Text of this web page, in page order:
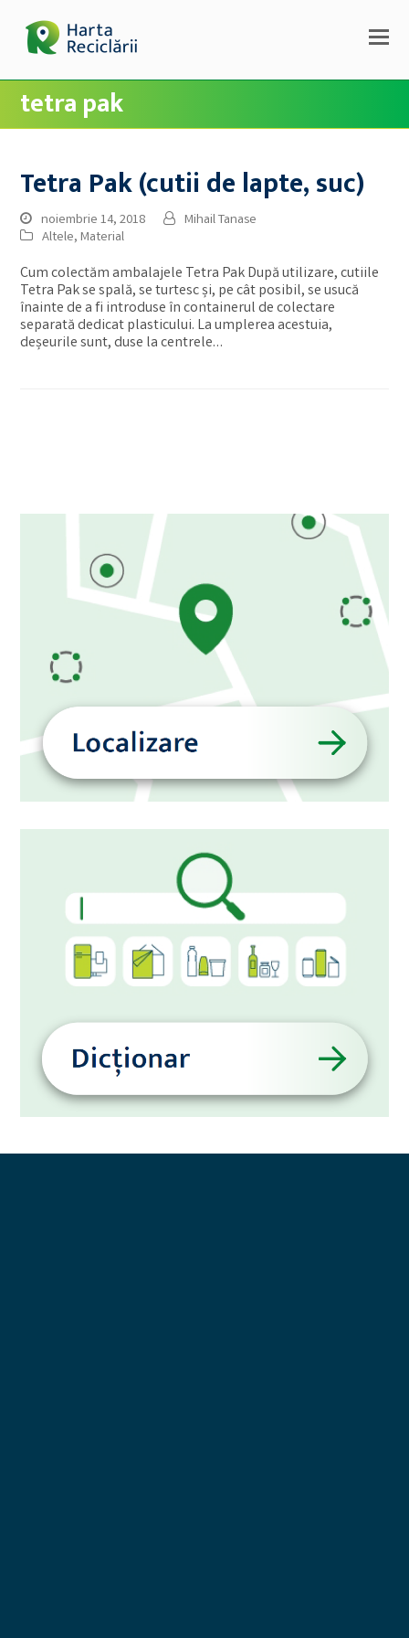
tetra pak
Tetra Pak (cutii de lapte, suc)
noiembrie 14, 2018
Mihail Tanase
Altele,Material
Cum colectăm ambalajele Tetra Pak După utilizare, cutiile
Tetra Pak se spală, se turtesc și, pe cât posibil, se usucă
înainte de a fi introduse în containerul de colectare
separată dedicat plasticului. La umplerea acestuia,
deșeurile sunt, duse la centrele…